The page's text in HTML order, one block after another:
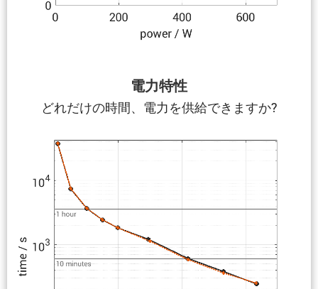
電力特性
どれだけの時間、電力を供給できますか?